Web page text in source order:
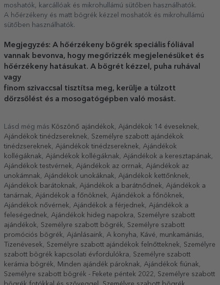
moshatók, karcállóak és mikrohullámú sütőben használhatók.
A hőérzékeny és matt bögrék kézzel moshatók és mikrohullámú
sütőben használhatók.
Megjegyzés: A hőérzékeny bögrék speciális fóliával
vannak bevonva, hogy megőrizzék megjelenésüket és
hőérzékeny hatásukat. A bögrét kézzel, puha ruhával
vagy
finom szivaccsal tisztítsa meg, kerülje a túlzott
dörzsölést és a mosogatógépben való mosást.
Lásd még más Köszönő ajándékok, Ajándékok 14 éveseknek,
Ajándékok tinédzsereknek, Személyre szabott ajándékok
tinédzsereknek, Ajándékok tinédzsereknek, Ajándékok
kollégáknak, Ajándékok kollégáknak, Ajándékok a keresztapának,
Ajándékok testvérnek, Ajándékok az orrnak, Ajándékok az
unokámnak, Ajándékok unokáknak, Ajándékok kettőnknek,
Ajándékok barátoknak, Ajándékok a barátnődnek, Ajándékok a
tanárnak, Ajándékok a főnöknek, Ajándékok a főnöknek,
Ajándékok nővérnek, Ajándékok a férjednek, Ajándékok a
feleségednek, Ajándékok hideg napokra, Személyre szabott
ajándékok, Személyre szabott bögrék, Személyre szabott
promóciós bögrék, Ajánlásaink, A konyha, Kávé, munkamániás,
Tizenévesek, Személyre szabott ajándékok felnőtteknek, Személyre
szabott bögrék kapcsolati évfordulókra, Személyre szabott
kerámia bögrék, Minden ajándék pároknak, Ajándékok fiúnak,
Személyre szabott bögrék - Fekete péntek 2022, Személyre szabott